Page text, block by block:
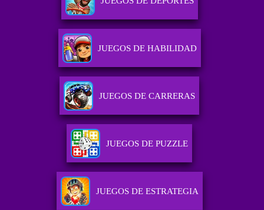
JUEGOS DE HABILIDAD
JUEGOS DE CARRERAS
JUEGOS DE PUZZLE
JUEGOS DE ESTRATEGIA